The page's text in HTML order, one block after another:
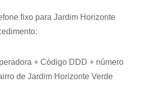
fixo para Jardim Horizonte
+ Código DDD + número
de Jardim Horizonte Verde